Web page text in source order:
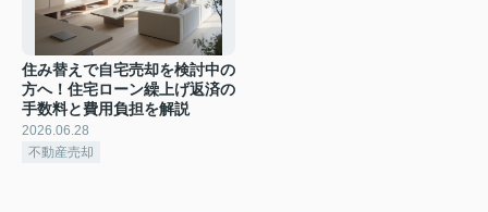
住み替えで自宅売却を検討中の
方へ！住宅ローン繰上げ返済の
手数料と費用負担を解説
2026.06.28
不動産売却